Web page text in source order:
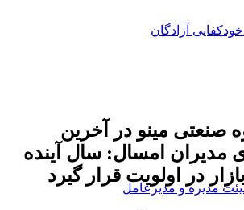
مدیره و مدیرعامل
صنعتی مینو در آخرین
امسال: سال آینده
در اولویت قرار گیرد